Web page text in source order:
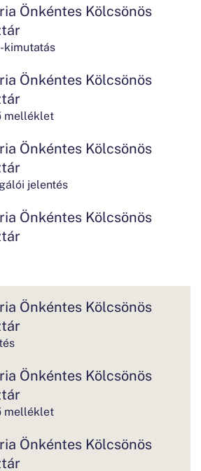
Önkéntes Kölcsönös
kimutatás
Önkéntes Kölcsönös
melléklet
Önkéntes Kölcsönös
jelentés
Önkéntes Kölcsönös
Önkéntes Kölcsönös
Önkéntes Kölcsönös
melléklet
Önkéntes Kölcsönös